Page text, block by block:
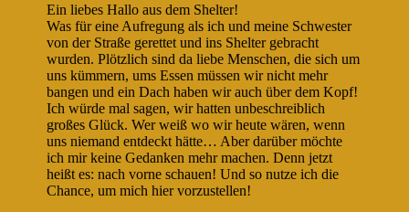
Ein liebes Hallo aus dem Shelter!
Was für eine Aufregung als ich und meine Schwester
von der Straße gerettet und ins Shelter gebracht
wurden. Plötzlich sind da liebe Menschen, die sich um
uns kümmern, ums Essen müssen wir nicht mehr
bangen und ein Dach haben wir auch über dem Kopf!
Ich würde mal sagen, wir hatten unbeschreiblich
großes Glück. Wer weiß wo wir heute wären, wenn
uns niemand entdeckt hätte… Aber darüber möchte
ich mir keine Gedanken mehr machen. Denn jetzt
heißt es: nach vorne schauen! Und so nutze ich die
Chance, um mich hier vorzustellen!